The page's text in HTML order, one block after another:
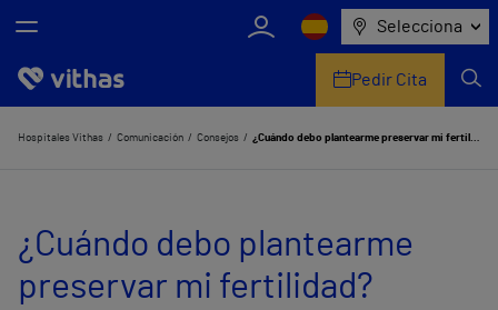
Selecciona
Nosotros
Servicios de salud
Equipo médico y asistencial
Pedir Cita
Hospitales Vithas Comunicación Consejos ¿Cuándo debo plantearme preservar mi fertilidad?
¿Cuándo debo plantearme
preservar mi fertilidad?